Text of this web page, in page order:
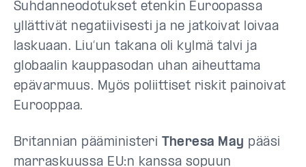
Suhdanneodotukset etenkin Euroopassa
yllättivät negatiivisesti ja ne jatkoivat loivaa
laskuaan. Liu’un takana oli kylmä talvi ja
globaalin kauppasodan uhan aiheuttama
epävarmuus. Myös poliittiset riskit painoivat
Eurooppaa.
Britannian pääministeri Theresa May pääsi
marraskuussa EU:n kanssa sopuun